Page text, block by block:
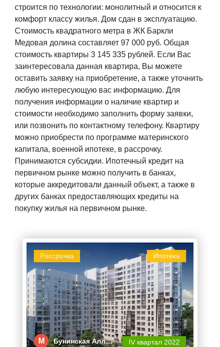
строится по технологии: монолитный и относится к
комфорт классу жилья. Дом сдан в эксплуатацию.
Стоимость квадратного метра в ЖК Баркли
Медовая долина составляет 97 000 руб. Общая
стоимость квартиры 3 145 335 рублей. Если Вас
заинтересовала данная квартира, Вы можете
оставить заявку на приобретение, а также уточнить
любую интересующую вас информацию. Для
получения информации о наличие квартир и
стоимости необходимо заполнить форму заявки,
или позвонить по контактному телефону. Квартиру
можно приобрести по программе материнского
капитала, военной ипотеке, в рассрочку.
Принимаются субсидии. Ипотечный кредит на
первичном рынке можно получить в банках,
которые аккредитовали данный объект, а также в
других банках предоставляющих кредиты на
покупку жилья на первичном рынке.
Ипотека
Рассрочка
М Бунинская Алл… IV квартал 2022